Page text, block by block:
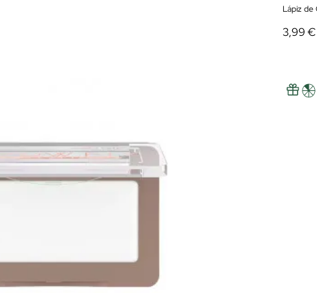
Lápiz de
3,99 €